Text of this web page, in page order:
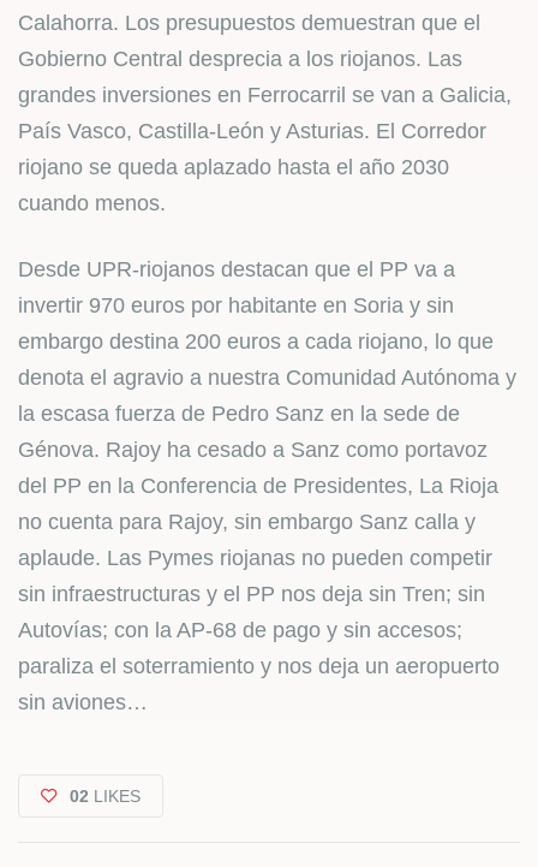
Calahorra. Los presupuestos demuestran que el
Gobierno Central desprecia a los riojanos. Las
grandes inversiones en Ferrocarril se van a Galicia,
País Vasco, Castilla-León y Asturias. El Corredor
riojano se queda aplazado hasta el año 2030
cuando menos.
Desde UPR-riojanos destacan que el PP va a
invertir 970 euros por habitante en Soria y sin
embargo destina 200 euros a cada riojano, lo que
denota el agravio a nuestra Comunidad Autónoma y
la escasa fuerza de Pedro Sanz en la sede de
Génova. Rajoy ha cesado a Sanz como portavoz
del PP en la Conferencia de Presidentes, La Rioja
no cuenta para Rajoy, sin embargo Sanz calla y
aplaude. Las Pymes riojanas no pueden competir
sin infraestructuras y el PP nos deja sin Tren; sin
Autovías; con la AP-68 de pago y sin accesos;
paraliza el soterramiento y nos deja un aeropuerto
sin aviones…
02 LIKES